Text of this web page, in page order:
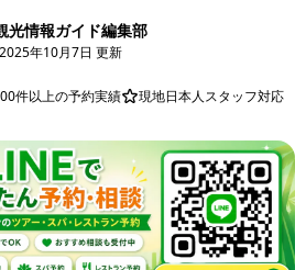
情報ガイド編集部
2025年10月7日 更新
件以上の予約実績 現地日本人スタッフ対応